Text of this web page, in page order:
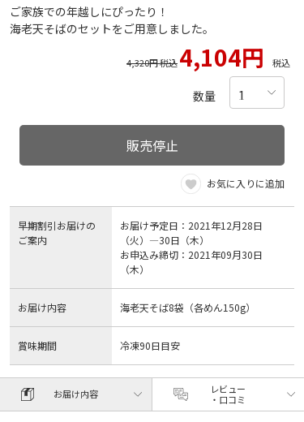
ご家族での年越しにぴったり！
海老天そばのセットをご用意しました。
4,320円 税込4,104円 税込
数量
販売停止
お気に入りに追加
早期割引お届けの
ご案内
お届け予定日：2021年12月28日
（火）―30日（木）
お申込み締切：2021年09月30日
（木）
お届け内容 海老天そば8袋（各めん150g）
賞味期間 冷凍90日目安
お届け内容
レビュー
・口コミ